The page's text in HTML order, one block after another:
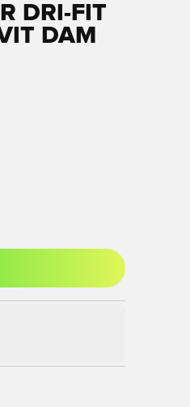
DRI-FIT
DAM
dig som medlem